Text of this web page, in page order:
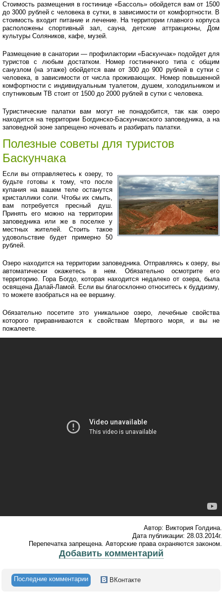
Стоимость размещения в гостинице «Бассоль» обойдется вам от 1500
до 3000 рублей с человека в сутки, в зависимости от комфортности. В
стоимость входит питание и лечение. На территории главного корпуса
расположены спортивный зал, сауна, детские аттракционы, Дом
культуры Соляников, кафе, музей.
Размещение в санатории — профилактории «Баскунчак» подойдет для
туристов с любым достатком. Номер гостиничного типа с общим
санузлом (на этаже) обойдется вам от 300 до 900 рублей в сутки с
человека, в зависимости от числа проживающих. Номер повышенной
комфортности с индивидуальным туалетом, душем, холодильником и
спутниковым ТВ стоит от 1500 до 2000 рублей в сутки с человека.
Туристические палатки вам могут не понадобится, так как озеро
находится на территории Богдинско-Баскунчакского заповедника, а на
заповедной зоне запрещено ночевать и разбирать палатки.
Полезные советы для туристов
Баскунчака
Если вы отправляетесь к озеру, то
будьте готовы к тому, что после
купания на вашем теле останутся
кристаллики соли. Чтобы их смыть,
вам потребуется пресный душ.
Принять его можно на территории
заповедника или же в поселке у
местных жителей. Стоить такое
удовольствие будет примерно 50
рублей.
Озеро находится на территории заповедника. Отправляясь к озеру, вы
автоматически окажетесь в нем. Обязательно осмотрите его
территорию. Гора Богдо, которая находится недалеко от озера, была
освящена Далай-Ламой. Если вы благосклонно относитесь к буддизму,
то можете взобраться на ее вершину.
Обязательно посетите это уникальное озеро, лечебные свойства
которого приравниваются к свойствам Мертвого моря, и вы не
пожалеете.
Автор: Виктория Голдина.
Дата публикации: 28.03.2014г.
Перепечатка запрещена. Авторские права охраняются законом.
Добавить комментарий
Последние комментарии ВКонтакте